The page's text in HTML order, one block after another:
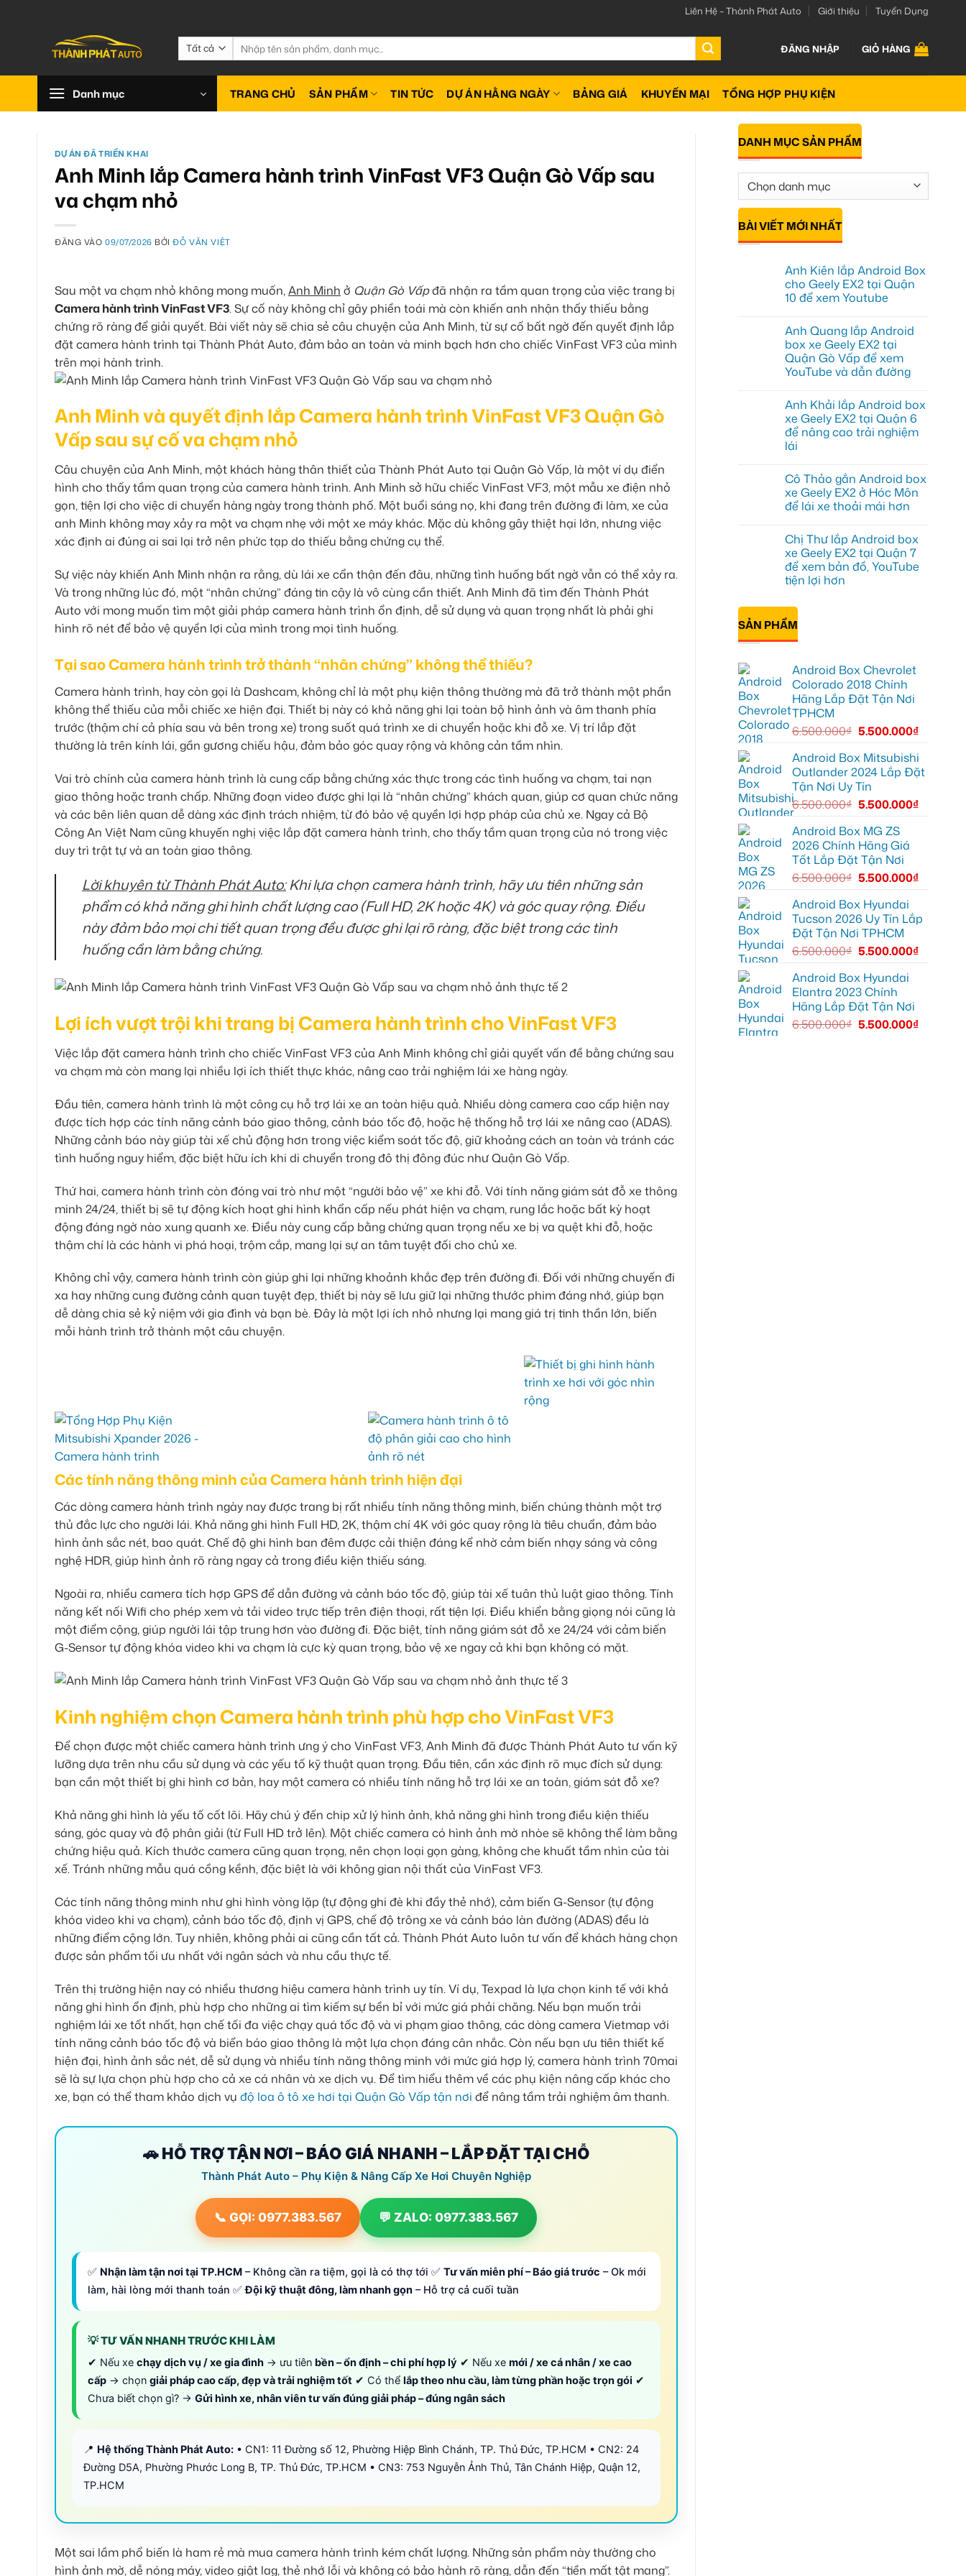
Liên Hệ – Thành Phát Auto Giới thiệu Tuyển Dụng
Tìm
kiếm:
ĐĂNG NHẬP GIỎ HÀNG
Danh mục TRANG CHỦ SẢN PHẨM TIN TỨC DỰ ÁN HẰNG NGÀY BẢNG GIÁ KHUYẾN MẠI TỔNG HỢP PHỤ KIỆN
DỰ ÁN ĐÃ TRIỂN KHAI
Anh Minh lắp Camera hành trình VinFast VF3 Quận Gò Vấp sau
va chạm nhỏ
ĐĂNG VÀO09/07/2026 BỞIĐỖ VĂN VIỆT
Sau một va chạm nhỏ không mong muốn,Anh Minh ở Quận Gò Vấpđã nhận ra tầm quan trọng của việc trang bị
Camera hành trình VinFast VF3. Sự cố này không chỉ gây phiền toái mà còn khiến anh nhận thấy thiếu bằng
chứng rõ ràng để giải quyết. Bài viết này sẽ chia sẻ câu chuyện của Anh Minh, từ sự cố bất ngờ đến quyết định lắp
đặt camera hành trình tại Thành Phát Auto, đảm bảo an toàn và minh bạch hơn cho chiếc VinFast VF3 của mình
trên mọi hành trình.
Anh Minh và quyết định lắp Camera hành trình VinFast VF3 Quận Gò
Vấp sau sự cố va chạm nhỏ
Câu chuyện của Anh Minh, một khách hàng thân thiết của Thành Phát Auto tại Quận Gò Vấp, là một ví dụ điển
hình cho thấy tầm quan trọng của camera hành trình. Anh Minh sở hữu chiếc VinFast VF3, một mẫu xe điện nhỏ
gọn, tiện lợi cho việc di chuyển hàng ngày trong thành phố. Một buổi sáng nọ, khi đang trên đường đi làm, xe của
anh Minh không may xảy ra một va chạm nhẹ với một xe máy khác. Mặc dù không gây thiệt hại lớn, nhưng việc
xác định ai đúng ai sai lại trở nên phức tạp do thiếu bằng chứng cụ thể.
Sự việc này khiến Anh Minh nhận ra rằng, dù lái xe cẩn thận đến đâu, những tình huống bất ngờ vẫn có thể xảy ra.
Và trong những lúc đó, một “nhân chứng” đáng tin cậy là vô cùng cần thiết. Anh Minh đã tìm đến Thành Phát
Auto với mong muốn tìm một giải pháp camera hành trình ổn định, dễ sử dụng và quan trọng nhất là phải ghi
hình rõ nét để bảo vệ quyền lợi của mình trong mọi tình huống.
Tại sao Camera hành trình trở thành “nhân chứng” không thể thiếu?
Camera hành trình, hay còn gọi là Dashcam, không chỉ là một phụ kiện thông thường mà đã trở thành một phần
không thể thiếu của mỗi chiếc xe hiện đại. Thiết bị này có khả năng ghi lại toàn bộ hình ảnh và âm thanh phía
trước (thậm chí cả phía sau và bên trong xe) trong suốt quá trình xe di chuyển hoặc khi đỗ xe. Vị trí lắp đặt
thường là trên kính lái, gần gương chiếu hậu, đảm bảo góc quay rộng và không cản tầm nhìn.
Vai trò chính của camera hành trình là cung cấp bằng chứng xác thực trong các tình huống va chạm, tai nạn
giao thông hoặc tranh chấp. Những đoạn video được ghi lại là “nhân chứng” khách quan, giúp cơ quan chức năng
và các bên liên quan dễ dàng xác định trách nhiệm, từ đó bảo vệ quyền lợi hợp pháp của chủ xe. Ngay cả Bộ
Công An Việt Nam cũng khuyến nghị việc lắp đặt camera hành trình, cho thấy tầm quan trọng của nó trong việc
duy trì trật tự và an toàn giao thông.
Lời khuyên từ Thành Phát Auto:Khi lựa chọn camera hành trình, hãy ưu tiên những sản
phẩm có khả năng ghi hình chất lượng cao (Full HD, 2K hoặc 4K) và góc quay rộng. Điều
này đảm bảo mọi chi tiết quan trọng đều được ghi lại rõ ràng, đặc biệt trong các tình
huống cần làm bằng chứng.
Lợi ích vượt trội khi trang bị Camera hành trình cho VinFast VF3
Việc lắp đặt camera hành trình cho chiếc VinFast VF3 của Anh Minh không chỉ giải quyết vấn đề bằng chứng sau
va chạm mà còn mang lại nhiều lợi ích thiết thực khác, nâng cao trải nghiệm lái xe hàng ngày.
Đầu tiên, camera hành trình là một công cụ hỗ trợ lái xe an toàn hiệu quả. Nhiều dòng camera cao cấp hiện nay
được tích hợp các tính năng cảnh báo giao thông, cảnh báo tốc độ, hoặc hệ thống hỗ trợ lái xe nâng cao (ADAS).
Những cảnh báo này giúp tài xế chủ động hơn trong việc kiểm soát tốc độ, giữ khoảng cách an toàn và tránh các
tình huống nguy hiểm, đặc biệt hữu ích khi di chuyển trong đô thị đông đúc như Quận Gò Vấp.
Thứ hai, camera hành trình còn đóng vai trò như một “người bảo vệ” xe khi đỗ. Với tính năng giám sát đỗ xe thông
minh 24/24, thiết bị sẽ tự động kích hoạt ghi hình khẩn cấp nếu phát hiện va chạm, rung lắc hoặc bất kỳ hoạt
động đáng ngờ nào xung quanh xe. Điều này cung cấp bằng chứng quan trọng nếu xe bị va quệt khi đỗ, hoặc
thậm chí là các hành vi phá hoại, trộm cắp, mang lại sự an tâm tuyệt đối cho chủ xe.
Không chỉ vậy, camera hành trình còn giúp ghi lại những khoảnh khắc đẹp trên đường đi. Đối với những chuyến đi
xa hay những cung đường cảnh quan tuyệt đẹp, thiết bị này sẽ lưu giữ lại những thước phim đáng nhớ, giúp bạn
dễ dàng chia sẻ kỷ niệm với gia đình và bạn bè. Đây là một lợi ích nhỏ nhưng lại mang giá trị tinh thần lớn, biến
mỗi hành trình trở thành một câu chuyện.
Các tính năng thông minh của Camera hành trình hiện đại
Các dòng camera hành trình ngày nay được trang bị rất nhiều tính năng thông minh, biến chúng thành một trợ
thủ đắc lực cho người lái. Khả năng ghi hình Full HD, 2K, thậm chí 4K với góc quay rộng là tiêu chuẩn, đảm bảo
hình ảnh sắc nét, bao quát. Chế độ ghi hình ban đêm được cải thiện đáng kể nhờ cảm biến nhạy sáng và công
nghệ HDR, giúp hình ảnh rõ ràng ngay cả trong điều kiện thiếu sáng.
Ngoài ra, nhiều camera tích hợp GPS để dẫn đường và cảnh báo tốc độ, giúp tài xế tuân thủ luật giao thông. Tính
năng kết nối Wifi cho phép xem và tải video trực tiếp trên điện thoại, rất tiện lợi. Điều khiển bằng giọng nói cũng là
một điểm cộng, giúp người lái tập trung hơn vào đường đi. Đặc biệt, tính năng giám sát đỗ xe 24/24 với cảm biến
G-Sensor tự động khóa video khi va chạm là cực kỳ quan trọng, bảo vệ xe ngay cả khi bạn không có mặt.
Kinh nghiệm chọn Camera hành trình phù hợp cho VinFast VF3
Để chọn được một chiếc camera hành trình ưng ý cho VinFast VF3, Anh Minh đã được Thành Phát Auto tư vấn kỹ
lưỡng dựa trên nhu cầu sử dụng và các yếu tố kỹ thuật quan trọng. Đầu tiên, cần xác định rõ mục đích sử dụng:
bạn cần một thiết bị ghi hình cơ bản, hay một camera có nhiều tính năng hỗ trợ lái xe an toàn, giám sát đỗ xe?
Khả năng ghi hình là yếu tố cốt lõi. Hãy chú ý đến chip xử lý hình ảnh, khả năng ghi hình trong điều kiện thiếu
sáng, góc quay và độ phân giải (từ Full HD trở lên). Một chiếc camera có hình ảnh mờ nhòe sẽ không thể làm bằng
chứng hiệu quả. Kích thước camera cũng quan trọng, nên chọn loại gọn gàng, không che khuất tầm nhìn của tài
xế. Tránh những mẫu quá cồng kềnh, đặc biệt là với không gian nội thất của VinFast VF3.
Các tính năng thông minh như ghi hình vòng lặp (tự động ghi đè khi đầy thẻ nhớ), cảm biến G-Sensor (tự động
khóa video khi va chạm), cảnh báo tốc độ, định vị GPS, chế độ trông xe và cảnh báo làn đường (ADAS) đều là
những điểm cộng lớn. Tuy nhiên, không phải ai cũng cần tất cả. Thành Phát Auto luôn tư vấn để khách hàng chọn
được sản phẩm tối ưu nhất với ngân sách và nhu cầu thực tế.
Trên thị trường hiện nay có nhiều thương hiệu camera hành trình uy tín. Ví dụ, Texpad là lựa chọn kinh tế với khả
năng ghi hình ổn định, phù hợp cho những ai tìm kiếm sự bền bỉ với mức giá phải chăng. Nếu bạn muốn trải
nghiệm lái xe tốt nhất, hạn chế tối đa việc chạy quá tốc độ và vi phạm giao thông, các dòng camera Vietmap với
tính năng cảnh báo tốc độ và biển báo giao thông là một lựa chọn đáng cân nhắc. Còn nếu bạn ưu tiên thiết kế
hiện đại, hình ảnh sắc nét, dễ sử dụng và nhiều tính năng thông minh với mức giá hợp lý, camera hành trình 70mai
sẽ là sự lựa chọn phù hợp cho cả xe cá nhân và xe dịch vụ. Để tìm hiểu thêm về các phụ kiện nâng cấp khác cho
xe, bạn có thể tham khảo dịch vụ độ loa ô tô xe hơi tại Quận Gò Vấp tận nơi để nâng tầm trải nghiệm âm thanh.
🚗 HỖ TRỢ TẬN NƠI – BÁO GIÁ NHANH – LẮP ĐẶT TẠI CHỖ
Thành Phát Auto – Phụ Kiện & Nâng Cấp Xe Hơi Chuyên Nghiệp
📞 GỌI: 0977.383.567 💬 ZALO: 0977.383.567
✅ Nhận làm tận nơi tại TP.HCM – Không cần ra tiệm, gọi là có thợ tới ✅ Tư vấn miễn phí – Báo giá trước – Ok mới
làm, hài lòng mới thanh toán ✅Đội kỹ thuật đông, làm nhanh gọn – Hỗ trợ cả cuối tuần
💡 TƯ VẤN NHANH TRƯỚC KHI LÀM
✔ Nếu xe chạy dịch vụ / xe gia đình → ưu tiên bền – ổn định – chi phí hợp lý ✔ Nếu xe mới / xe cá nhân / xe cao
cấp → chọn giải pháp cao cấp, đẹp và trải nghiệm tốt ✔ Có thể lắp theo nhu cầu, làm từng phần hoặc trọn gói ✔
Chưa biết chọn gì? → Gửi hình xe, nhân viên tư vấn đúng giải pháp – đúng ngân sách
📍 Hệ thống Thành Phát Auto: • CN1: 11 Đường số 12, Phường Hiệp Bình Chánh, TP. Thủ Đức, TP.HCM • CN2: 24
Đường D5A, Phường Phước Long B, TP. Thủ Đức, TP.HCM • CN3: 753 Nguyễn Ảnh Thủ, Tân Chánh Hiệp, Quận 12,
TP.HCM
Một sai lầm phổ biến là ham rẻ mà mua camera hành trình kém chất lượng. Những sản phẩm này thường cho
hình ảnh mờ, dễ nóng máy, video giật lag, thẻ nhớ lỗi và không có bảo hành rõ ràng, dẫn đến “tiền mất tật mang”.
DANH MỤC SẢN PHẨM
BÀI VIẾT MỚI NHẤT
Anh Kiên lắp Android Box
cho Geely EX2 tại Quận
10 để xem Youtube
bình
luận
ở
Anh
Kiên
lắp
cho
Geely
EX2
tại
Quận
10
Youtube
Anh Quang lắp Android
box xe Geely EX2 tại
Quận Gò Vấp để xem
YouTube và dẫn đường
bình
luận
ở
Anh
Quang
lắp
xe
Geely
EX2
tại
Vấp
để
xem
YouTube
và
dẫn
Anh Khải lắp Android box
xe Geely EX2 tại Quận 6
để nâng cao trải nghiệm
lái
bình
luận
ở
Anh
Android
box
xe
Geely
EX2
tại
để
nâng
cao
trải
Cô Thảo gắn Android box
xe Geely EX2 ở Hóc Môn
để lái xe thoải mái hơn
bình
luận
ở
Cô
Thảo
gắn
box
Geely
EX2
ở
thoải
mái
hơn
Chị Thư lắp Android box
xe Geely EX2 tại Quận 7
để xem bản đồ, YouTube
tiện lợi hơn
có
luận
ở
Chị
Android
box
Geely
EX2
tại
Quận
xem
bản
đồ,
YouTube
tiện
lợi
hơn
SẢN PHẨM
Android Box Chevrolet
Colorado 2018 Chính
Hãng Lắp Đặt Tận Nơi
TPHCM
6.500.000₫ 5.500.000₫
Android Box Mitsubishi
Outlander 2024 Lắp Đặt
Tận Nơi Uy Tín
6.500.000₫ 5.500.000₫
Android Box MG ZS
2026 Chính Hãng Giá
Tốt Lắp Đặt Tận Nơi
6.500.000₫ 5.500.000₫
Android Box Hyundai
Tucson 2026 Uy Tín Lắp
Đặt Tận Nơi TPHCM
6.500.000₫ 5.500.000₫
Android Box Hyundai
Elantra 2023 Chính
Hãng Lắp Đặt Tận Nơi
6.500.000₫ 5.500.000₫